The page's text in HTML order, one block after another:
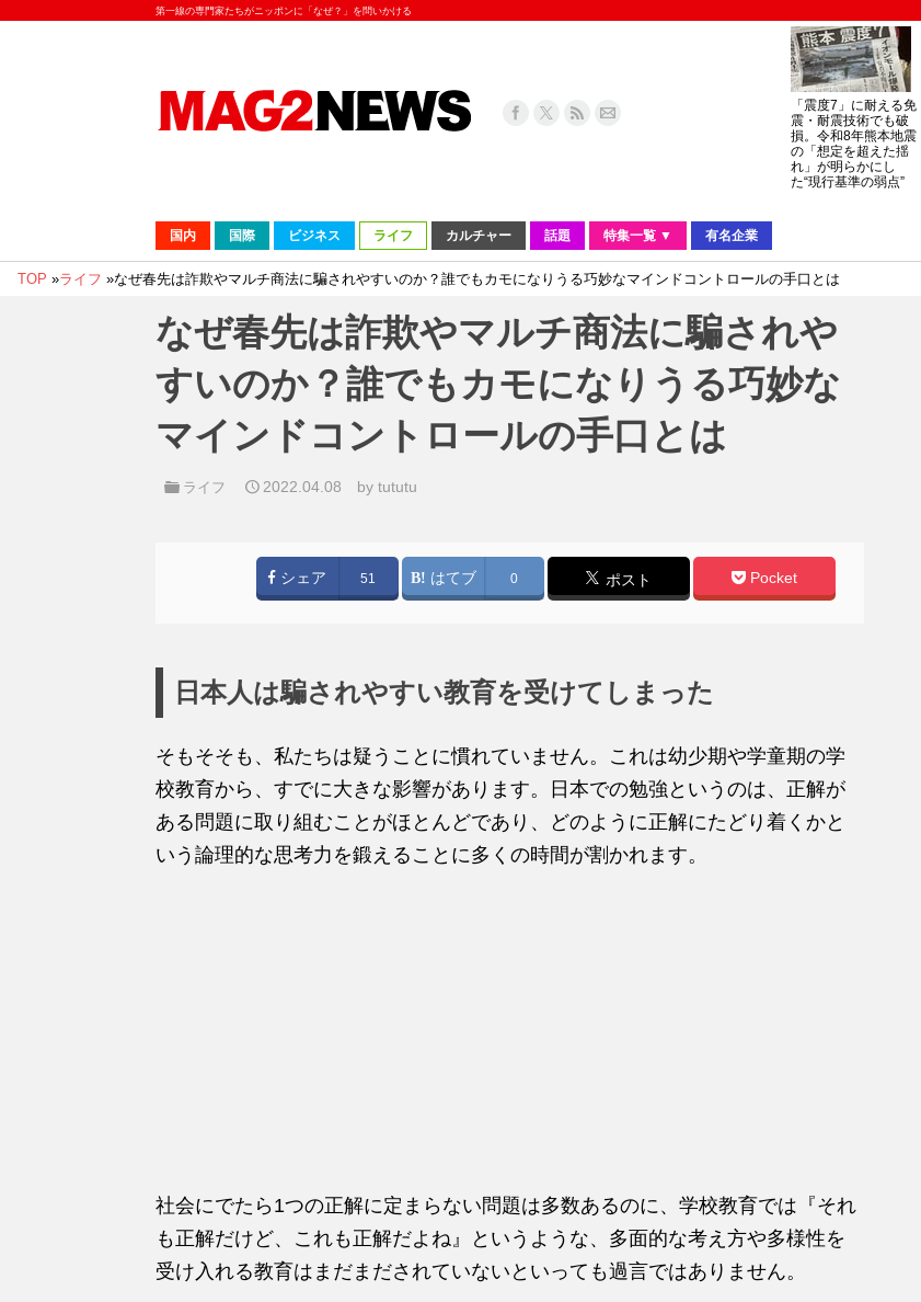
第一線の専門家たちがニッポンに「なぜ？」を問いかける
「震度7」に耐える免
震・耐震技術でも破
損。令和8年熊本地震
の「想定を超えた揺
れ」が明らかにし
た“現行基準の弱点”
国内 国際 ビジネス ライフ カルチャー 話題 特集一覧 ▼ 有名企業
TOP »ライフ »なぜ春先は詐欺やマルチ商法に騙されやすいのか？誰でもカモになりうる巧妙なマインドコントロールの手口とは
なぜ春先は詐欺やマルチ商法に騙されや
すいのか？誰でもカモになりうる巧妙な
マインドコントロールの手口とは
ライフ 2022.04.08 by tututu
シェア 51 はてブ 0 ポスト Pocket
日本人は騙されやすい教育を受けてしまった
そもそそも、私たちは疑うことに慣れていません。これは幼少期や学童期の学
校教育から、すでに大きな影響があります。日本での勉強というのは、正解が
ある問題に取り組むことがほとんどであり、どのように正解にたどり着くかと
いう論理的な思考力を鍛えることに多くの時間が割かれます。
社会にでたら1つの正解に定まらない問題は多数あるのに、学校教育では『それ
も正解だけど、これも正解だよね』というような、多面的な考え方や多様性を
受け入れる教育はまだまだされていないといっても過言ではありません。